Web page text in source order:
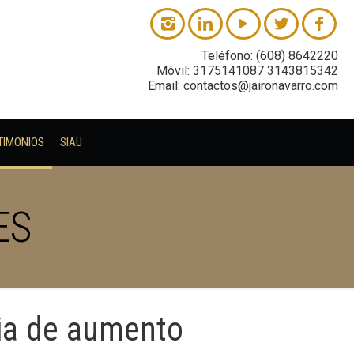
SIAU
Teléfono: (608) 8642220
Móvil: 3175141087 3143815342
Email: contactos@jaironavarro.com
de aumento